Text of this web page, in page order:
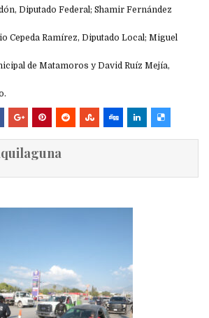
Diputado Federal; Shamir Fernández
Cepeda Ramírez, Diputado Local; Miguel
de Matamoros y David Ruíz Mejía,